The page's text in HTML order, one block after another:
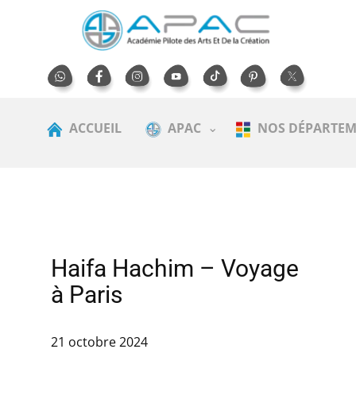
ACCUEIL APAC NOS
Haifa Hachim – Voyage
à Paris
21 octobre 2024